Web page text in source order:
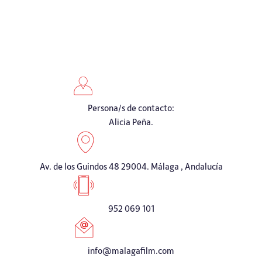
Persona/s de contacto:
Alicia Peña.
Av. de los Guindos 48 29004. Málaga , Andalucía
952 069 101
info@malagafilm.com